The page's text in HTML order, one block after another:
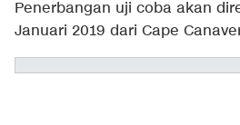
Penerbangan uji coba akan
Januari 2019 dari Cape